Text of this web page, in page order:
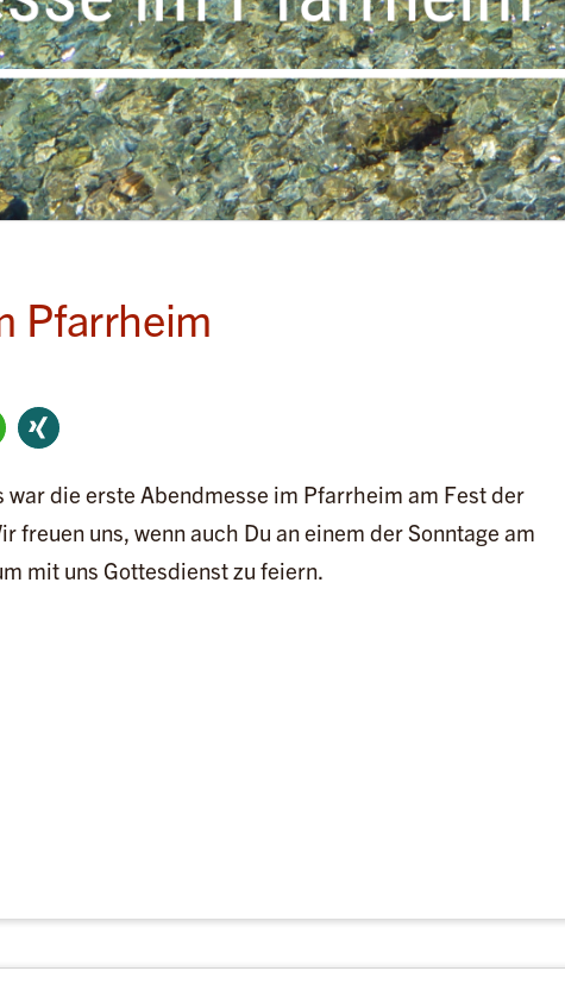
Pfarrheim
die erste Abendmesse im Pfarrheim am Fest der
freuen uns, wenn auch Du an einem der Sonntage am
mit uns Gottesdienst zu feiern.